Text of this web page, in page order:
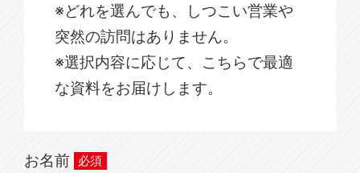
※どれを選んでも、しつこい営業や
突然の訪問はありません。
※選択内容に応じて、こちらで最適
な資料をお届けします。
お名前